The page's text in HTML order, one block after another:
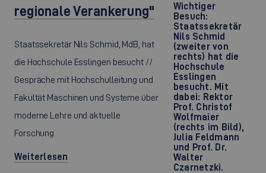
Wichtiger
Besuch:
Staatssekretär
Nils Schmid
(zweiter von
rechts) hat die
Hochschule
Esslingen
besucht. Mit
dabei: Rektor
Prof. Christof
Wolfmaier
(rechts im Bild),
Julia Feldmann
und Prof. Dr.
Walter
Czarnetzki.
regionale Verankerung"
Staatssekretär Nils Schmid, MdB, hat
die Hochschule Esslingen besucht //
Gespräche mit Hochschulleitung und
Fakultät Maschinen und Systeme über
moderne Lehre und aktuelle
Forschung
Weiterlesen